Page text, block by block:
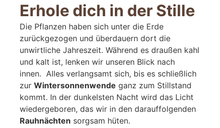
Erhole dich in der Stille
Die Pflanzen haben sich unter die Erde
zurückgezogen und überdauern dort die
unwirtliche Jahreszeit. Während es draußen kahl
und kalt ist, lenken wir unseren Blick nach
innen. Alles verlangsamt sich, bis es schließlich
zur Wintersonnenwende ganz zum Stillstand
kommt. In der dunkelsten Nacht wird das Licht
wiedergeboren, das wir in den darauffolgenden
Rauhnächten sorgsam hüten.